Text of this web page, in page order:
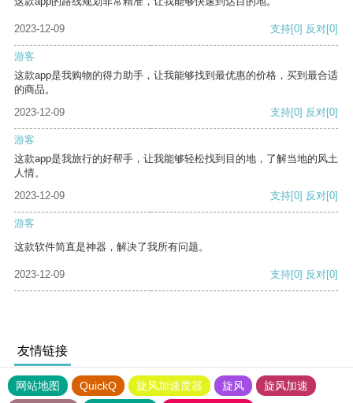
2023-12-09 支持[0] 反对[0]
游客
这款app是我购物的得力助手，让我能够找到最优惠的价格，买到最合适
的商品。
2023-12-09
支持[0] 反对[0]
游客
这款app是我旅行的好帮手，让我能够轻松找到目的地，了解当地的风土
人情。
2023-12-09
支持[0] 反对[0]
游客
这款软件简直是神器，解决了我所有问题。
2023-12-09 支持[0] 反对[0]
友情链接
网站地图 QuickQ 旋风加速度器 旋风 旋风加速